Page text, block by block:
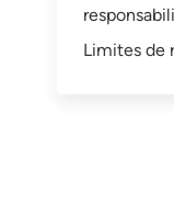
Limites de